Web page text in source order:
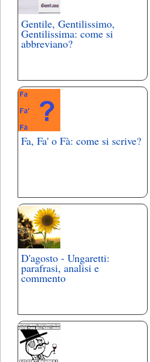
Gentile, Gentilissimo,
Gentilissima: come si
abbreviano?
Fa, Fa' o Fà: come si scrive?
D'agosto - Ungaretti:
parafrasi, analisi e
commento